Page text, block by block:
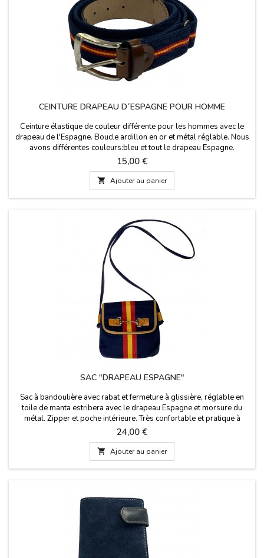
CEINTURE DRAPEAU D´ESPAGNE POUR HOMME
Ceinture élastique de couleur différente pour les hommes avec le
drapeau de l'Espagne. Boucle ardillon en or et métal réglable. Nous
avons différentes couleurs:bleu et tout le drapeau Espagne.
Fabriqué en Espagne. Largeur: 3,5 cm
Prix
15,00 €
 Ajouter au panier
SAC "DRAPEAU ESPAGNE"
Sac à bandoulière avec rabat et fermeture à glissière, réglable en
toile de manta estribera avec le drapeau Espagne et morsure du
métal. Zipper et poche intérieure. Très confortable et pratique à
transporter vos choses dans le style. Dimensions: 20 cm x 20 cm
Prix
24,00 €
 Ajouter au panier